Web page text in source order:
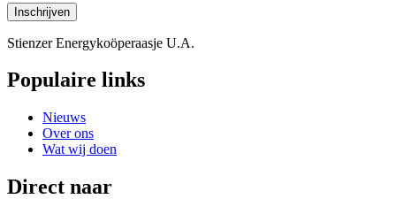
Stienzer Energykoöperaasje U.A.
Populaire links
Nieuws
Over ons
Wat wij doen
Direct naar